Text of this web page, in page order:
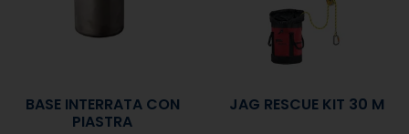
BASE INTERRATA CON
PIASTRA
JAG RESCUE KIT 30 M